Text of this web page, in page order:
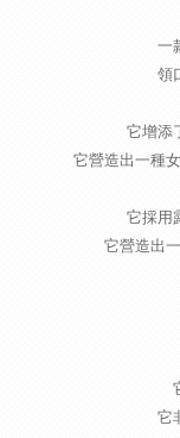
一
領
它增添
它營造出一種
它採用
它營造出
它